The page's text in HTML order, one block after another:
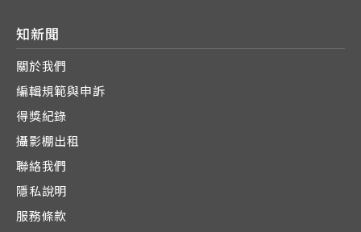
知新聞
關於我們
編輯規範與申訴
得獎紀錄
攝影棚出租
聯絡我們
隱私說明
服務條款